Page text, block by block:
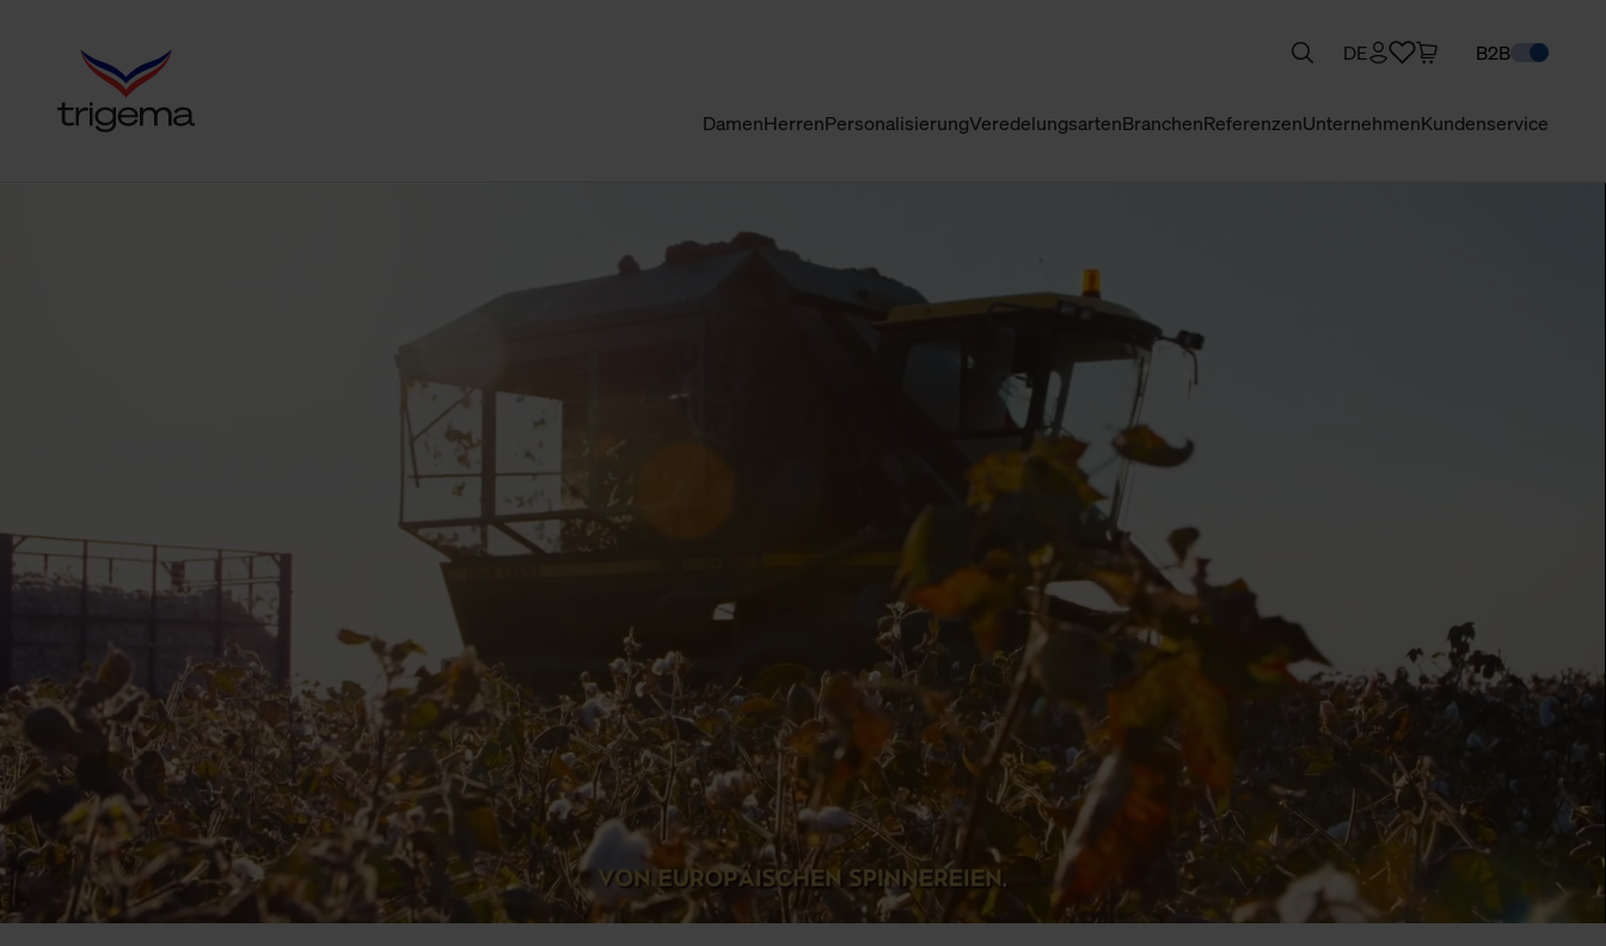
DamenHerrenPersonalisierungVeredelungsartenBranchenReferenzenUnternehmenKundenservice
DE B2B